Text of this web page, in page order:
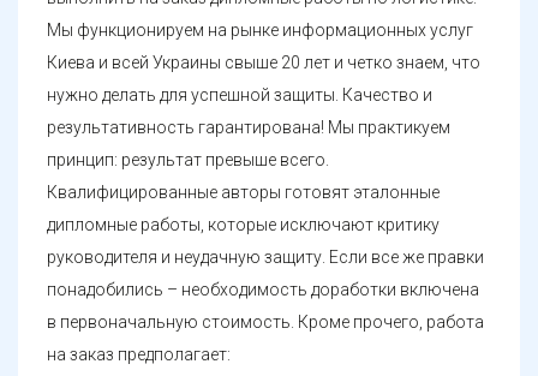
Мы функционируем на рынке информационных услуг
Киева и всей Украины свыше 20 лет и четко знаем, что
нужно делать для успешной защиты. Качество и
результативность гарантирована! Мы практикуем
принцип: результат превыше всего.
Квалифицированные авторы готовят эталонные
дипломные работы, которые исключают критику
руководителя и неудачную защиту. Если все же правки
понадобились – необходимость доработки включена
в первоначальную стоимость. Кроме прочего, работа
на заказ предполагает: